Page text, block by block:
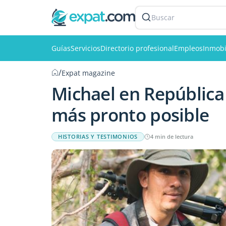
Buscar
GuíasServiciosDirectorio profesionalEmpleos
/Expat magazine
Michael en
más pronto posible
HISTORIAS Y TESTIMONIOS 4 min de lectura